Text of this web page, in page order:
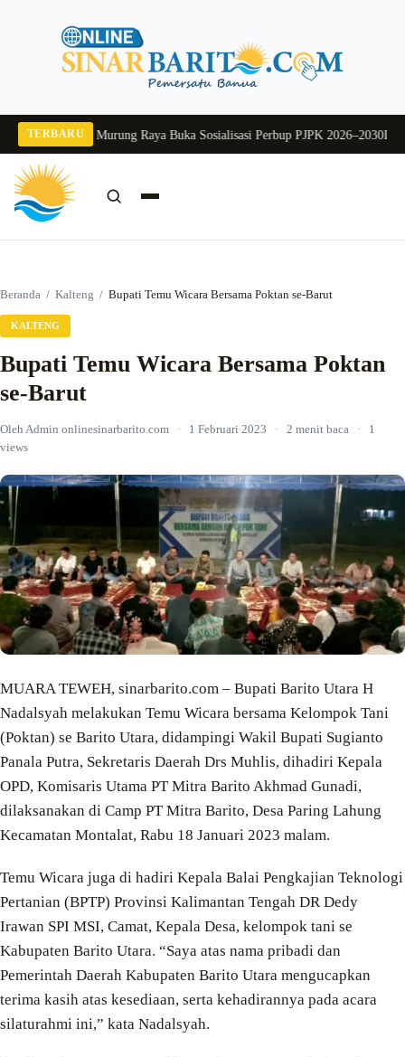
TERBARU
Pj Sekda Murung Raya Buka Sosialisasi Perbup PJPK 2026–2030Dukung
Beranda / Kalteng / Bupati Temu Wicara Bersama Poktan se-Barut
KALTENG
Bupati Temu Wicara Bersama Poktan
se-Barut
Oleh Admin onlinesinarbarito.com · 1 Februari 2023 · 2 menit baca ·
1
views
MUARA TEWEH, sinarbarito.com – Bupati Barito Utara H
Nadalsyah melakukan Temu Wicara bersama Kelompok Tani
(Poktan) se Barito Utara, didampingi Wakil Bupati Sugianto
Panala Putra, Sekretaris Daerah Drs Muhlis, dihadiri Kepala
OPD, Komisaris Utama PT Mitra Barito Akhmad Gunadi,
dilaksanakan di Camp PT Mitra Barito, Desa Paring Lahung
Kecamatan Montalat, Rabu 18 Januari 2023 malam.
Temu Wicara juga di hadiri Kepala Balai Pengkajian Teknologi
Pertanian (BPTP) Provinsi Kalimantan Tengah DR Dedy
Irawan SPI MSI, Camat, Kepala Desa, kelompok tani se
Kabupaten Barito Utara. “Saya atas nama pribadi dan
Pemerintah Daerah Kabupaten Barito Utara mengucapkan
terima kasih atas kesediaan, serta kehadirannya pada acara
silaturahmi ini,” kata Nadalsyah.